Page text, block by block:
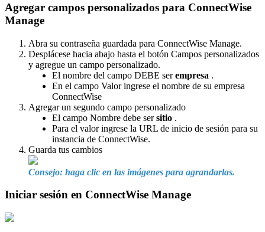
Agregar campos personalizados para ConnectWise
Manage
Abra su contraseña guardada para ConnectWise Manage.
Desplácese hacia abajo hasta el botón Campos personalizados
y agregue un campo personalizado.
El nombre del campo DEBE ser empresa .
En el campo Valor ingrese el nombre de su empresa
ConnectWise
Agregar un segundo campo personalizado
El campo Nombre debe ser sitio .
Para el valor ingrese la URL de inicio de sesión para su
instancia de ConnectWise.
Guarda tus cambios
Consejo: haga clic en las imágenes para agrandarlas.
Iniciar sesión en ConnectWise Manage